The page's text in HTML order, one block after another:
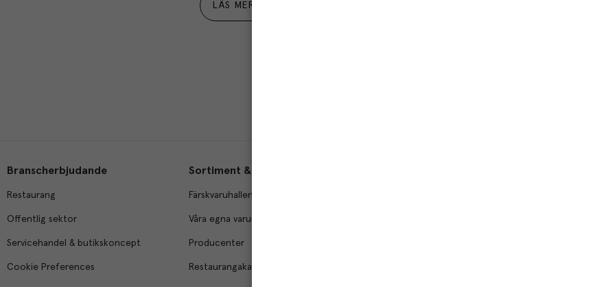
LÄS MER
Branscherbjudande
Restaurang
Offentlig sektor
Servicehandel & butikskoncept
Cookie Preferences
Sortiment & tjänster
Färskvaruhallen
Våra egna varumärken
Producenter
Restaurangakademien